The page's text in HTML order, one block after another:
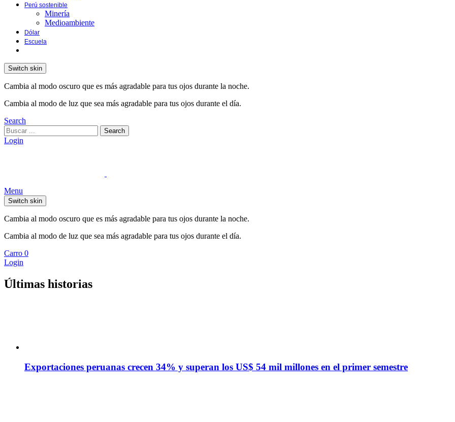
Perú sostenible
Minería
Medioambiente
Dólar
Escuela
Switch skin
Cambia al modo oscuro que es más agradable para tus ojos durante la noche.
Cambia al modo de luz que sea más agradable para tus ojos durante el día.
Search
Search
Login
Menu
Switch skin
Cambia al modo oscuro que es más agradable para tus ojos durante la noche.
Cambia al modo de luz que sea más agradable para tus ojos durante el día.
Carro 0
Login
Últimas historias
Exportaciones peruanas crecen 34% y superan los US$ 54 mil millones en el primer semestre